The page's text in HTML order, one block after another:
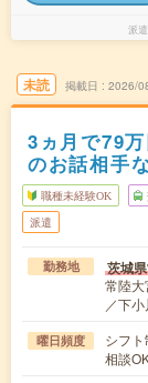
派
未読 掲載日 2026/
3ヵ月で79
のお話相手
職種未経験OK
派遣
勤務地 茨城
常陸
／下
曜日頻度
シフ
相談